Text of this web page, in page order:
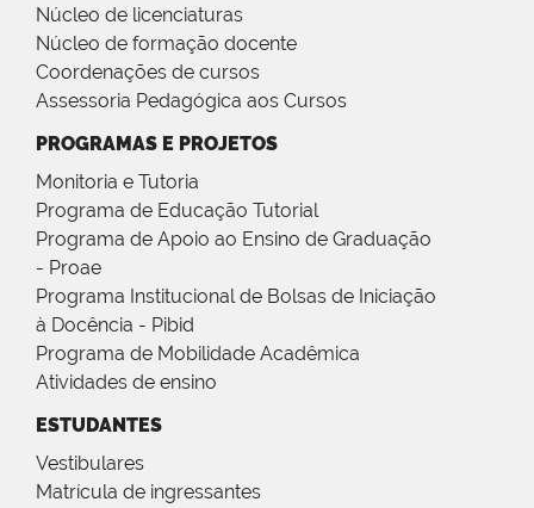
Núcleo de licenciaturas
Núcleo de formação docente
Coordenações de cursos
Assessoria Pedagógica aos Cursos
PROGRAMAS E PROJETOS
Monitoria e Tutoria
Programa de Educação Tutorial
Programa de Apoio ao Ensino de Graduação
- Proae
Programa Institucional de Bolsas de Iniciação
à Docência - Pibid
Programa de Mobilidade Acadêmica
Atividades de ensino
ESTUDANTES
Vestibulares
Matrícula de ingressantes